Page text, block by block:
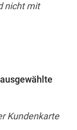
nicht mit
Kundenkarte